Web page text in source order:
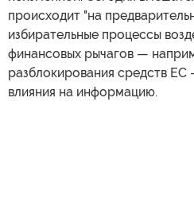
происходит "на
избирательные процессы
финансовых рычагов —
разблокирования средств
влияния на информацию.